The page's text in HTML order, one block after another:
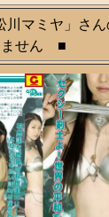
マミヤ」さん
ません ■